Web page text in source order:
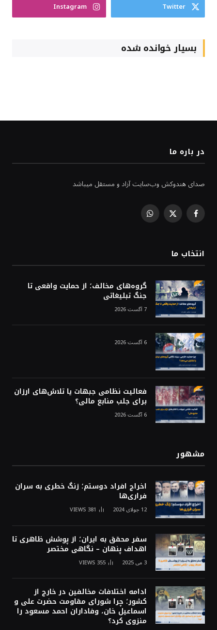
Twitter
Instagram
بسیار خوانده شده
در باره ما
صدای هندوکش وب‌سایت آزاد و مستقل میباشد
Facebook
X
WhatsApp
انتخاب ما
گروه‌های مخالف؛ از حمایت واقعی تا
جنگ تبلیغاتی
7 آگست 2026
6 آگست 2026
فعالیت نظامی جبهات یا تلاش‌های ارزان
برای جلب منابع مالی؟
6 آگست 2026
مشهور
اخراج افراد دوستم؛ زنگ خطری به سران
فراری‌ها
12 جولای 2024 381
VIEWS
سفر محقق به ایران؛ از پوشش ظاهری تا
اهداف پنهان – نگاهی مختصر
3 می 2025 355
VIEWS
ادامه اختلافات مخالفین در خارج از
کشور؛ چرا شورای مقاومت حضرت علی و
اسماعیل خان، وفاداران احمد مسعود را
منزوی کرد؟